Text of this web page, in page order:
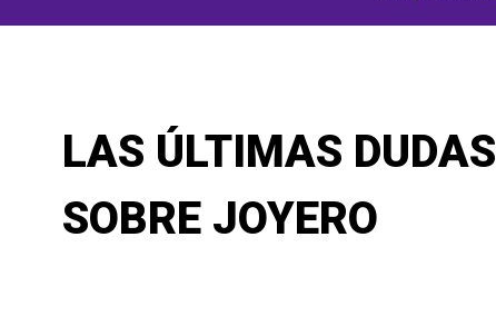
LAS ÚLTIMAS DUDAS
SOBRE JOYERO